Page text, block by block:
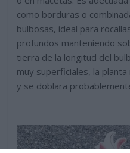
como borduras o
bulbosas, ideal para
profundos manteniendo
tierra de la longitud del
muy superficiales, la
y se doblara